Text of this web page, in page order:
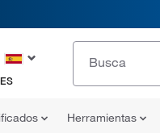
ES
Herramientas